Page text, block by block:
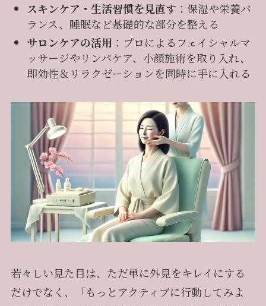
スキンケア・生活習慣を見直す ：保湿や栄養バ
ランス、睡眠など基礎的な部分を整える
サロンケアの活用 ：プロによるフェイシャルマ
ッサージやリンパケア、小顔施術を取り入れ、
即効性＆リラクゼーションを同時に手に入れる
若々しい見た目は、ただ単に外見をキレイにする
だけでなく、「もっとアクティブに行動してみよ